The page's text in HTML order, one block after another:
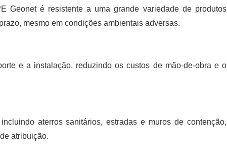
Geonet é resistente a uma grande variedade de produtos
mesmo em condições ambientais adversas.
e a instalação, reduzindo os custos de mão-de-obra e o
aterros sanitários, estradas e muros de contenção,
atribuição.